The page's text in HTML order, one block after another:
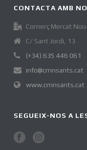
CONTACTA AMB
Comerç Mercat Nou
C/ Sant Jordi, 13
(+34) 635 446 061
info@cmnsants.cat
www.cmnsants.cat
SEGUEIX-NOS A